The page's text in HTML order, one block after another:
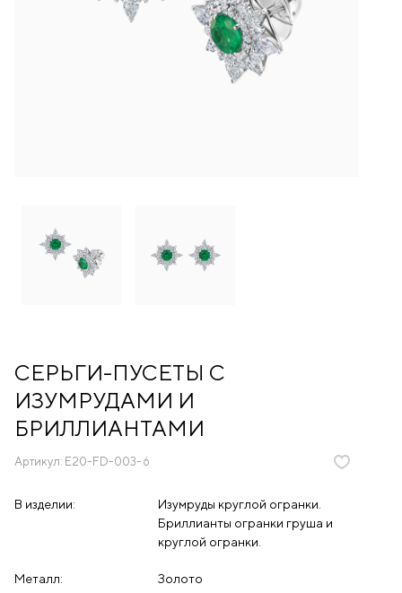
СЕРЬГИ-ПУСЕТЫ С
ИЗУМРУДАМИ И
БРИЛЛИАНТАМИ
Артикул: E20-FD-003-6
В изделии:
Изумруды круглой огранки.
Бриллианты огранки груша и
круглой огранки.
Металл: Золото